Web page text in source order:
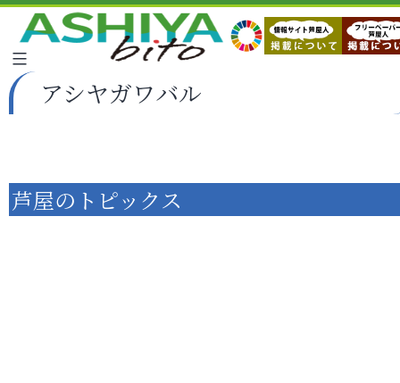
アシヤガワバル
芦屋のトピックス